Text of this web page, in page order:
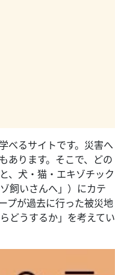
べるサイトです。災害へ
あります。そこで、どの
、犬・猫・エキゾチック
飼いさんへ」）にカテ
プが過去に行った被災地
どうするか」を考えてい